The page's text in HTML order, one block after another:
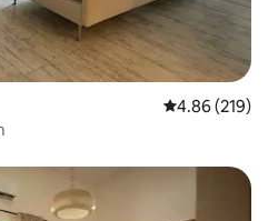
평점 4.86점(5
4.86 (219)